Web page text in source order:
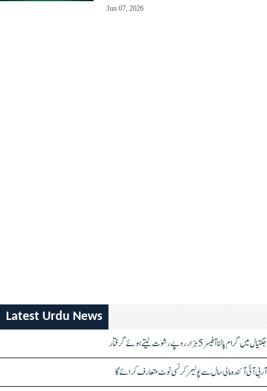
Jun 07, 2026
Latest Urdu News
جگتیال میں گرام پالنا آفیسر 5 ہزار روپے رشوت لیتے ہوئے گرفتار
آر بی آئی آئندہ مالی سال سے پولیمر کرنسی نوٹ متعارف کرائے گا